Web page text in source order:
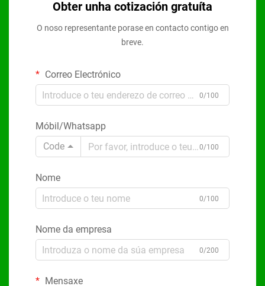
Obter unha cotización gratuíta
O noso representante porase en contacto contigo en
breve.
Correo Electrónico
0/100
Móbil/Whatsapp
Code
0/100
Nome
0/100
Nome da empresa
0/200
Mensaxe